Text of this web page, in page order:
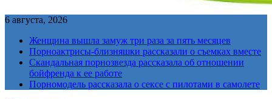
6 августа, 2026
Женщина вышла замуж три раза за пять месяцев
Порноактрисы-близняшки рассказали о съемках вместе
Скандальная порнозвезда рассказала об отношении
бойфренда к ее работе
Порномодель рассказала о сексе с пилотами в самолете